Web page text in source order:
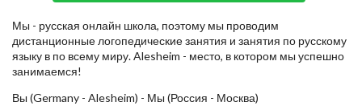
Мы - русская онлайн школа, поэтому мы проводим
дистанционные логопедические занятия и занятия по русскому
языку в по всему миру. Alesheim - место, в котором мы успешно
занимаемся!
Вы (Germany - Alesheim) - Мы (Россия - Москва)